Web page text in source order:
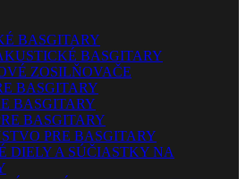
BASGITARY
BASGITARY
ZOSILŇOVAČE
BASGITARY
BASGITARY
BASGITARY
PRE BASGITARY
DIELY A SÚČIASTKY NA